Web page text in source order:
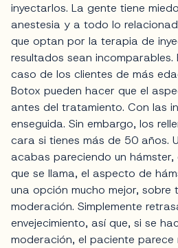
inyectarlos. La gente tiene
anestesia y a todo lo
que optan por la terapia de
resultados sean incomparables.
caso de los clientes de más
Botox pueden hacer que el
antes del tratamiento. Con las
enseguida. Sin embargo, los
cara si tienes más de 50 años.
acabas pareciendo un
que se llama, el aspecto de
una opción mucho mejor,
moderación. Simplemente
envejecimiento, así que, si se
moderación, el paciente